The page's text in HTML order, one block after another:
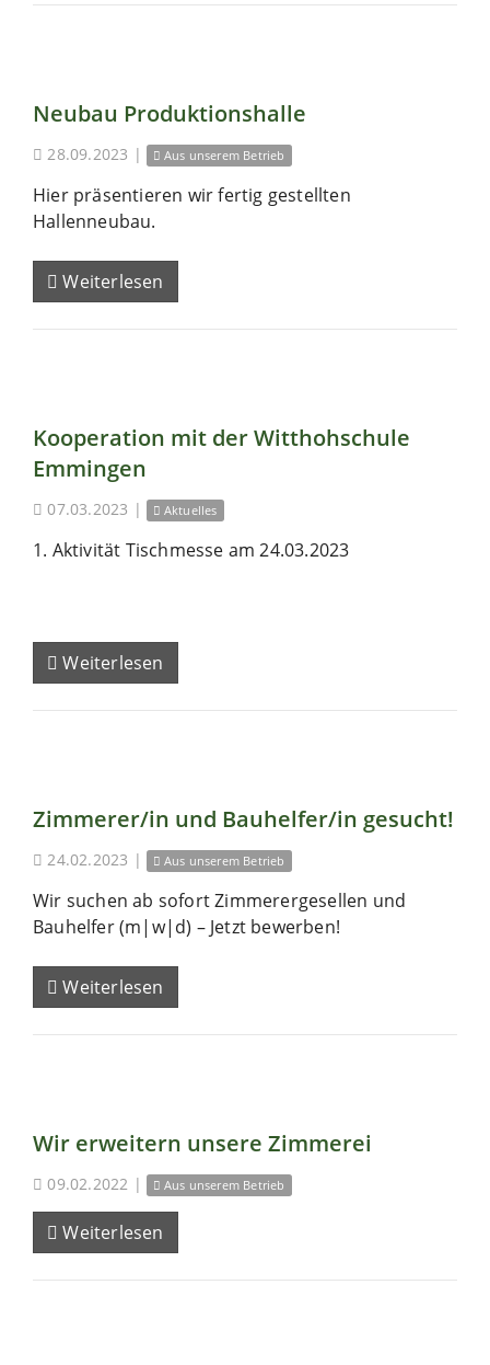
Neubau Produktionshalle
28.09.2023 | Aus unserem Betrieb
Hier präsentieren wir fertig gestellten
Hallenneubau.
Weiterlesen
Kooperation mit der Witthohschule
Emmingen
07.03.2023 | Aktuelles
1. Aktivität Tischmesse am 24.03.2023
Weiterlesen
Zimmerer/in und Bauhelfer/in gesucht!
24.02.2023 | Aus unserem Betrieb
Wir suchen ab sofort Zimmerergesellen und
Bauhelfer (m|w|d) – Jetzt bewerben!
Weiterlesen
Wir erweitern unsere Zimmerei
09.02.2022 | Aus unserem Betrieb
Weiterlesen